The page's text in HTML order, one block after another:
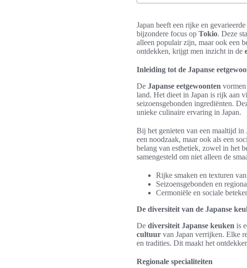
Japan heeft een rijke en
bijzondere focus op Tokio. Deze
alleen populair zijn, maar ook een
ontdekken, krijgt men inzicht in de
Inleiding tot de Japanse
De Japanse eetgewoonten vormen
land. Het dieet in Japan is rijk aan
seizoensgebonden ingrediënten.
unieke culinaire ervaring in Japan.
Bij het genieten van een maaltijd
een noodzaak, maar ook als een
belang van esthetiek, zowel in het
samengesteld om niet alleen de
Rijke smaken en texturen
Seizoensgebonden en
Cermoniële en sociale
De diversiteit van de Japanse
De diversiteit Japanse keuken is
cultuur van Japan verrijken. Elke
en tradities. Dit maakt het
Regionale specialiteiten